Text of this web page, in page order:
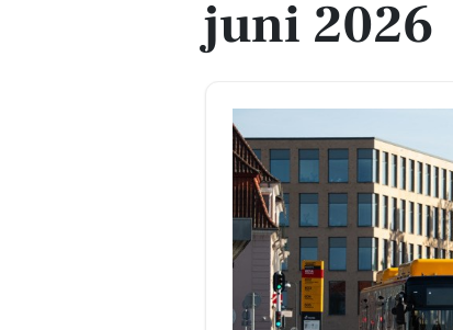
juni 2026